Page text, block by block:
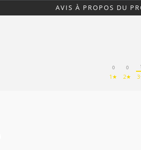
AVIS À PROPOS DU
0
1★
0
2★
1